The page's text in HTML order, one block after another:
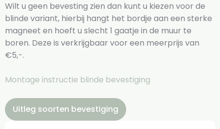
Wilt u geen bevesting zien dan kunt u kiezen voor de
blinde variant, hierbij hangt het bordje aan een sterke
magneet en hoeft u slecht 1 gaatje in de muur te
boren. Deze is verkrijgbaar voor een meerprijs van
€5,-.
Montage instructie blinde bevestiging
Uitleg soorten bevestiging